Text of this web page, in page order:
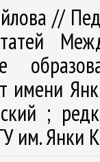
//
имени
;
им. Янки